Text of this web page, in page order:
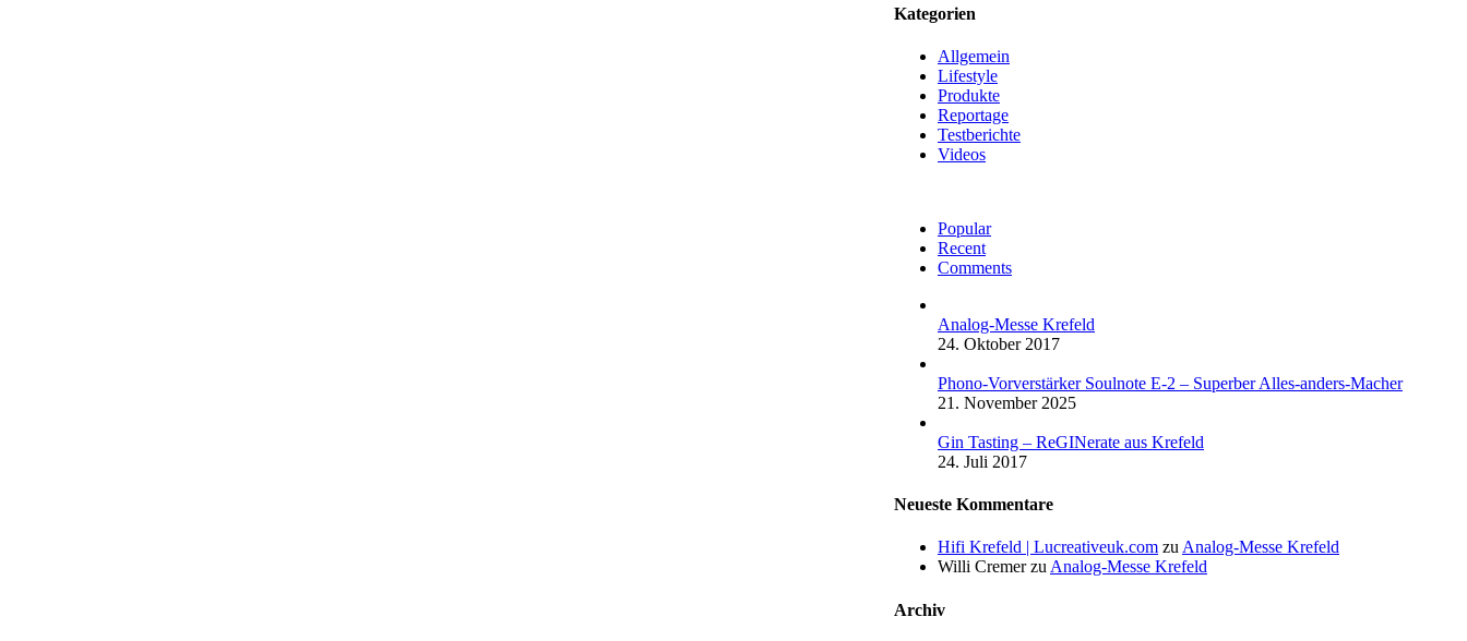
Kategorien
Allgemein
Lifestyle
Produkte
Reportage
Testberichte
Videos
Popular
Recent
Comments
Analog-Messe Krefeld
24. Oktober 2017
Phono-Vorverstärker Soulnote E-2 – Superber Alles-anders-Macher
21. November 2025
Gin Tasting – ReGINerate aus Krefeld
24. Juli 2017
Neueste Kommentare
Hifi Krefeld | Lucreativeuk.com zuAnalog-Messe Krefeld
Willi CremerzuAnalog-Messe Krefeld
Archiv